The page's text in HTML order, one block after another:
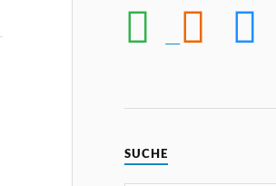
SUCHE